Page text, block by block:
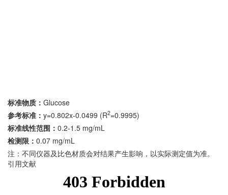
标准物质： Glucose
参考标准： y=0.802x-0.0499 (R2=0.9995)
标准线性范围： 0.2-1.5 mg/mL
检测限： 0.07 mg/mL
注：不同仪器及比色材质会对结果产生影响，以实际测定值为准。
引用文献